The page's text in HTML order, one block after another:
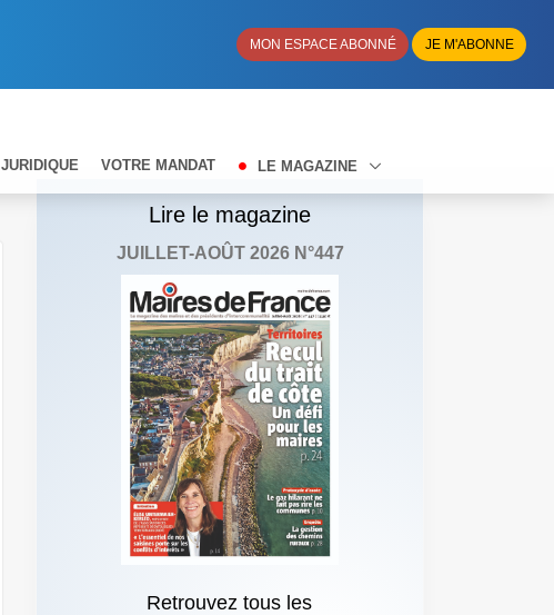
MON ESPACE ABONNÉ JE M'ABONNE
JURIDIQUE VOTRE MANDAT LE MAGAZINE
Lire le magazine
JUILLET-AOÛT 2026 N°447
Retrouvez tous les